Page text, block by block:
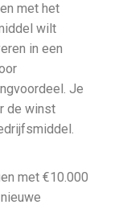
met het
wilt
in een
Je
de winst
met €10.000